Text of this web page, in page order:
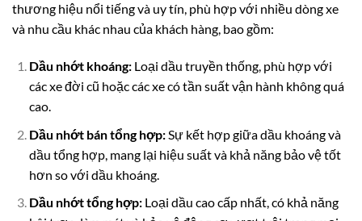
thương hiệu nổi tiếng và uy tín, phù hợp với nhiều dòng xe
và nhu cầu khác nhau của khách hàng, bao gồm:
Dầu nhớt khoáng:Loại dầu truyền thống, phù hợp với
các xe đời cũ hoặc các xe có tần suất vận hành không quá
cao.
Dầu nhớt bán tổng hợp:Sự kết hợp giữa dầu khoáng và
dầu tổng hợp, mang lại hiệu suất và khả năng bảo vệ tốt
hơn so với dầu khoáng.
Dầu nhớt tổng hợp:Loại dầu cao cấp nhất, có khả năng